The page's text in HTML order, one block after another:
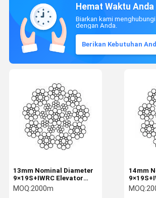
Hemat Waktu Anda
Biarkan kami
dengan Anda.
Berikan Kebutuhan
14mm
Rope
MOQ:
13mm Nominal Diameter
9×19S+IWRC Elevator
Steel Rope Lifting And
Hoisting
MOQ:2000m